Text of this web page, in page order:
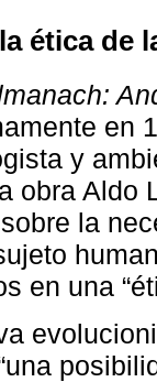
ética de
en
y
obra Aldo
la
en una